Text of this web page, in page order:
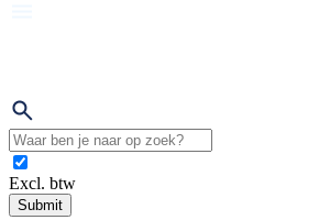
Excl. btw
Submit